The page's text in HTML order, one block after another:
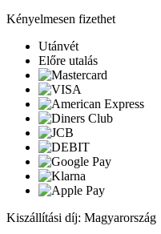
Kényelmesen fizethet
Utánvét
Előre utalás
Kiszállítási díj: Magyarország